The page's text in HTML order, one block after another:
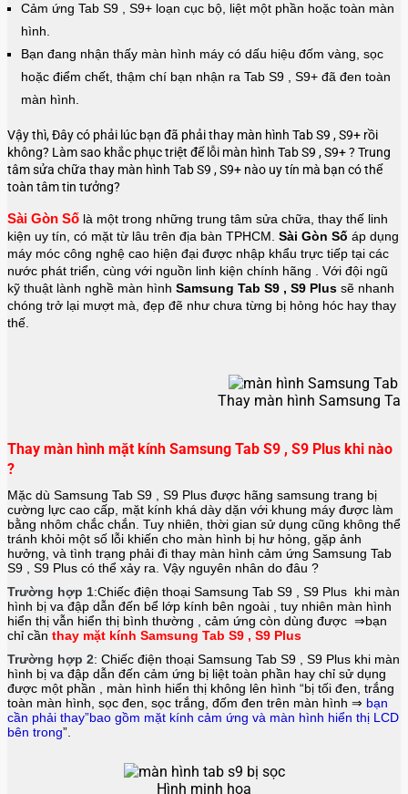
Cảm ứng Tab S9 , S9+ loạn cục bộ, liệt một phần hoặc toàn màn
hình.
Bạn đang nhận thấy màn hình máy có dấu hiệu đốm vàng, sọc
hoặc điểm chết, thậm chí bạn nhận ra Tab S9 , S9+ đã đen toàn
màn hình.
Vậy thì, Đây có phải lúc bạn đã phải thay màn hình Tab S9 , S9+ rồi
không? Làm sao khắc phục triệt để lỗi màn hình Tab S9 , S9+ ? Trung
tâm sửa chữa thay màn hình Tab S9 , S9+ nào uy tín mà bạn có thể
toàn tâm tin tưởng?
Sài Gòn Số là một trong những trung tâm sửa chữa, thay thế linh
kiện uy tín, có mặt từ lâu trên địa bàn TPHCM. Sài Gòn Số áp dụng
máy móc công nghệ cao hiện đại được nhập khẩu trực tiếp tại các
nước phát triển, cùng với nguồn linh kiện chính hãng . Với đội ngũ
kỹ thuật lành nghề màn hình Samsung Tab S9 , S9 Plus sẽ nhanh
chóng trở lại mượt mà, đẹp đẽ như chưa từng bị hỏng hóc hay thay
thế.
Thay màn hình Samsung
Thay màn hình mặt kính Samsung Tab S9 , S9 Plus khi nào
?
Mặc dù Samsung Tab S9 , S9 Plus được hãng samsung trang bị
cường lực cao cấp, mặt kính khá dày dặn với khung máy được làm
bằng nhôm chắc chắn. Tuy nhiên, thời gian sử dụng cũng không thể
tránh khỏi một số lỗi khiến cho màn hình bị hư hỏng, gặp ảnh
hưởng, và tình trạng phải đi thay màn hình cảm ứng Samsung Tab
S9 , S9 Plus có thể xảy ra. Vậy nguyên nhân do đâu ?
Trường hợp 1:Chiếc điện thoại Samsung Tab S9 , S9 Plus khi màn
hình bị va đập dẫn đến bể lớp kính bên ngoài , tuy nhiên màn hình
hiển thị vẫn hiển thị bình thường , cảm ứng còn dùng được ⇒bạn
chỉ cần thay mặt kính Samsung Tab S9 , S9 Plus
Trường hợp 2: Chiếc điện thoại Samsung Tab S9 , S9 Plus khi màn
hình bị va đập dẫn đến cảm ứng bị liệt toàn phần hay chỉ sử dụng
được một phần , màn hình hiển thị không lên hình “bị tối đen, trắng
toàn màn hình, sọc đen, sọc trắng, đốm đen trên màn hình ⇒ bạn
cần phải thay”bao gồm mặt kính cảm ứng và màn hình hiển thị LCD
bên trong”.
Hình minh hoạ